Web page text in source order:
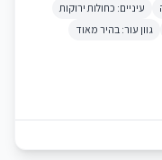
עיניים: כחולות ירוקות
גוון עור: בהיר מאוד